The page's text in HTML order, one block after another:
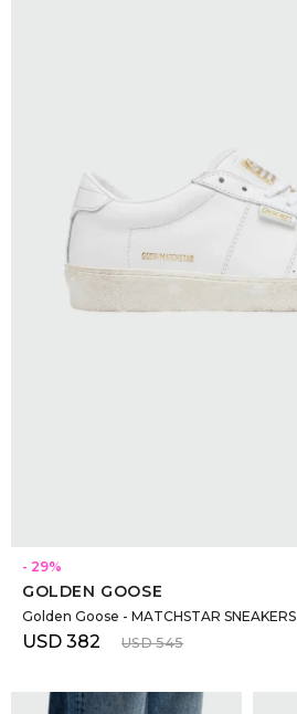
29
GOLDEN GOOSE
Golden Goose - MATCHSTAR SNEAKERS
USD 382 USD 545